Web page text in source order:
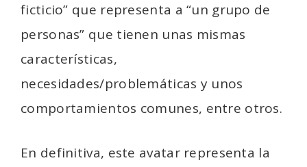
ficticio” que representa a “un grupo de
personas” que tienen unas mismas
características,
necesidades/problemáticas y unos
comportamientos comunes, entre otros.
En definitiva, este avatar representa la